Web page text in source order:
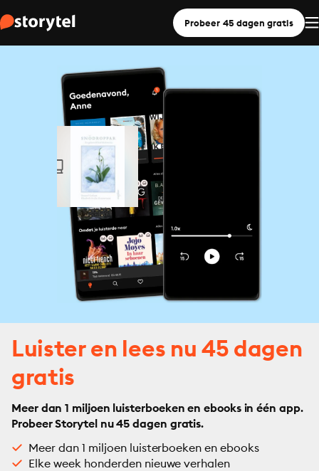
Probeer 45 dagen gratis
Luister en lees nu 45 dagen
gratis
Meer dan 1 miljoen luisterboeken en ebooks in één app.
Probeer Storytel nu 45 dagen gratis.
Meer dan 1 miljoen luisterboeken en ebooks
Elke week honderden nieuwe verhalen